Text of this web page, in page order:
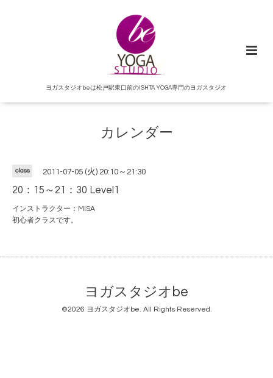
ヨガスタジオbeは松戸駅東口前のISHTA YOGA専門のヨガスタジオ
カレンダー
class 2011-07-05 (火) 20:10～21:30
20：15～21：30 Level1
インストラクター：MISA
初心者クラスです。
ヨガスタジオbe
©2026 ヨガスタジオbe. All Rights Reserved.